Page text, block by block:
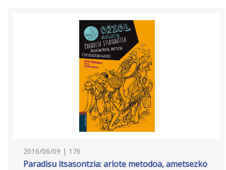
2016/06/09 | 176
Paradisu itsasontzia: arlote metodoa, ametsezko